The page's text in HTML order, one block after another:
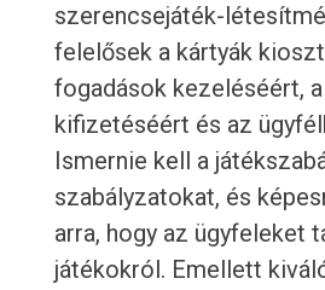
szerencsejáték-
felelősek a kártyák
fogadások kezeléséért,
kifizetéséért és az
Ismernie kell a
szabályzatokat, és
arra, hogy az ügyfeleket
játékokról. Emellett